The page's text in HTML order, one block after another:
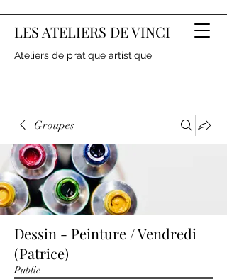
LES ATELIERS DE VINCI
Ateliers de pratique artistique
Groupes
Dessin - Peinture / Vendredi
(Patrice)
Public